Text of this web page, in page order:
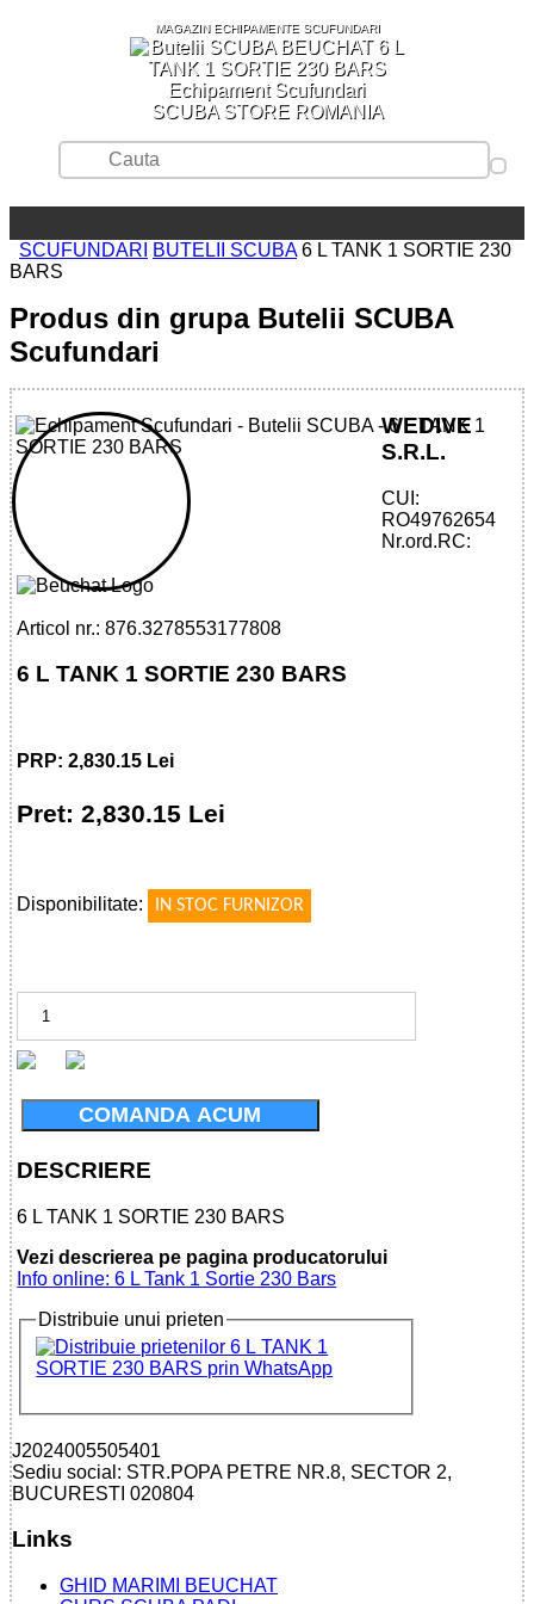
MAGAZIN ECHIPAMENTE SCUFUNDARI
SCUBA STORE ROMANIA
SCUFUNDARI BUTELII SCUBA 6 L TANK 1 SORTIE 230
BARS
Produs din grupa Butelii SCUBA
Scufundari
32785531778 - 6 L TANK 1 SORTIE 230
BARS
Articol nr.: 876.3278553177808
6 L TANK 1 SORTIE 230 BARS
PRP: 2,830.15 Lei
Pret: 2,830.15 Lei
Disponibilitate:
IN STOC FURNIZOR
COMANDA ACUM
DESCRIERE
6 L TANK 1 SORTIE 230 BARS
Vezi descrierea pe pagina producatorului
Info online: 6 L Tank 1 Sortie 230 Bars
Distribuie unui prieten
WEDIVE
S.R.L.
CUI:
RO49762654
Nr.ord.RC:
J2024005505401
Sediu social: STR.POPA PETRE NR.8, SECTOR 2,
BUCURESTI 020804
Links
GHID MARIMI BEUCHAT